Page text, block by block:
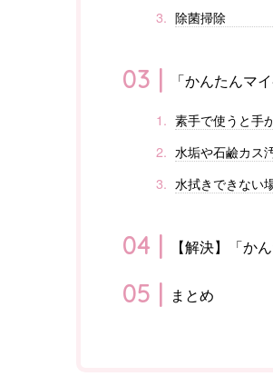
除菌掃除
「かんたんマ
素手で使うと手
水垢や石鹼カス
水拭きできない
【解決】「か
まとめ